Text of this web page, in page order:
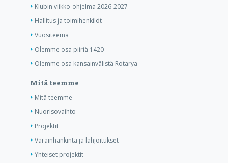
Klubin viikko-ohjelma 2026-2027
Hallitus ja toimihenkilöt
Vuositeema
Olemme osa piiriä 1420
Olemme osa kansainvälistä Rotarya
Mitä teemme
Mitä teemme
Nuorisovaihto
Projektit
Varainhankinta ja lahjoitukset
Yhteiset projektit